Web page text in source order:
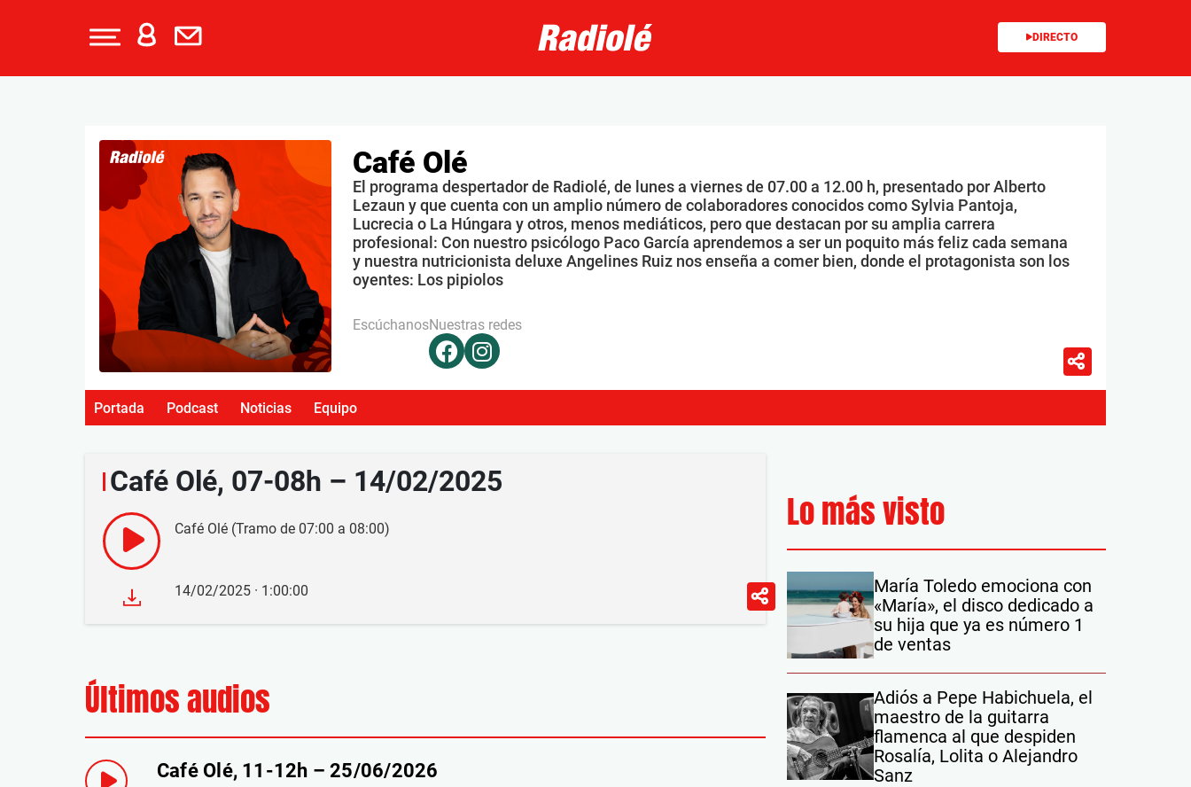
DIRECTO
Café Olé
El programa despertador de Radiolé, de lunes a viernes de 07.00 a 12.00 h, presentado por Alberto
Lezaun y que cuenta con un amplio número de colaboradores conocidos como Sylvia Pantoja,
Lucrecia o La Húngara y otros, menos mediáticos, pero que destacan por su amplia carrera
profesional: Con nuestro psicólogo Paco García aprendemos a ser un poquito más feliz cada semana
y nuestra nutricionista deluxe Angelines Ruiz nos enseña a comer bien, donde el protagonista son los
oyentes: Los pipiolos
EscúchanosNuestras redes
Portada Podcast Noticias Equipo
Café Olé, 07-08h – 14/02/2025
Café Olé (Tramo de 07:00 a 08:00)
14/02/2025 · 1:00:00
Últimos audios
Café Olé, 11-12h – 25/06/2026
Lo más visto
María Toledo emociona con
«María», el disco dedicado a
su hija que ya es número 1
de ventas
Adiós a Pepe Habichuela, el
maestro de la guitarra
flamenca al que despiden
Rosalía, Lolita o Alejandro
Sanz